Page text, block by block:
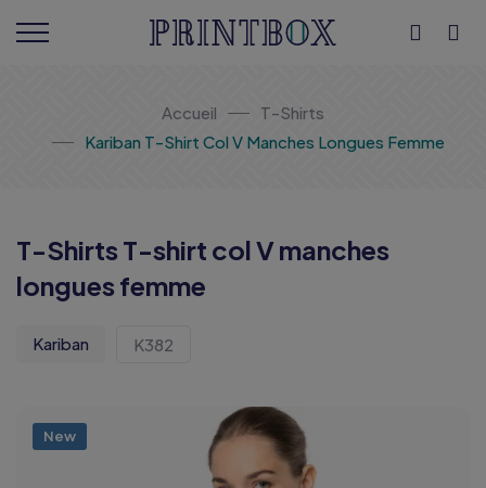
Accueil
T-Shirts
Kariban T-Shirt Col V Manches Longues Femme
New
T-Shirts T-shirt col V manches
longues femme
Kariban K382